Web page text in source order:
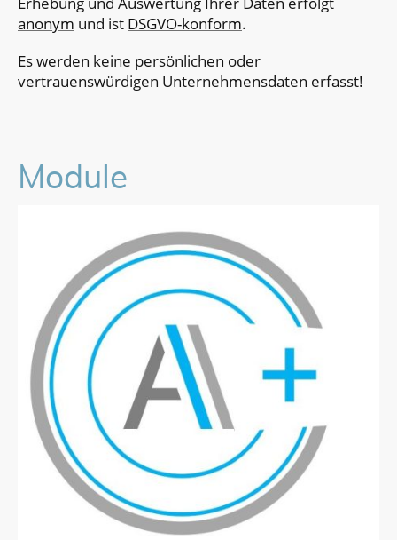
anonym und ist DSGVO-konform.
Es werden keine persönlichen oder
vertrauenswürdigen Unternehmensdaten erfasst!
Module